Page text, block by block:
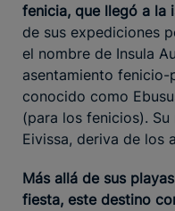
fenicia, que llegó a la
de sus expediciones
el nombre de Insula
asentamiento
conocido como
(para los fenicios).
Eivissa, deriva de los
Más allá de sus
fiesta, este destino